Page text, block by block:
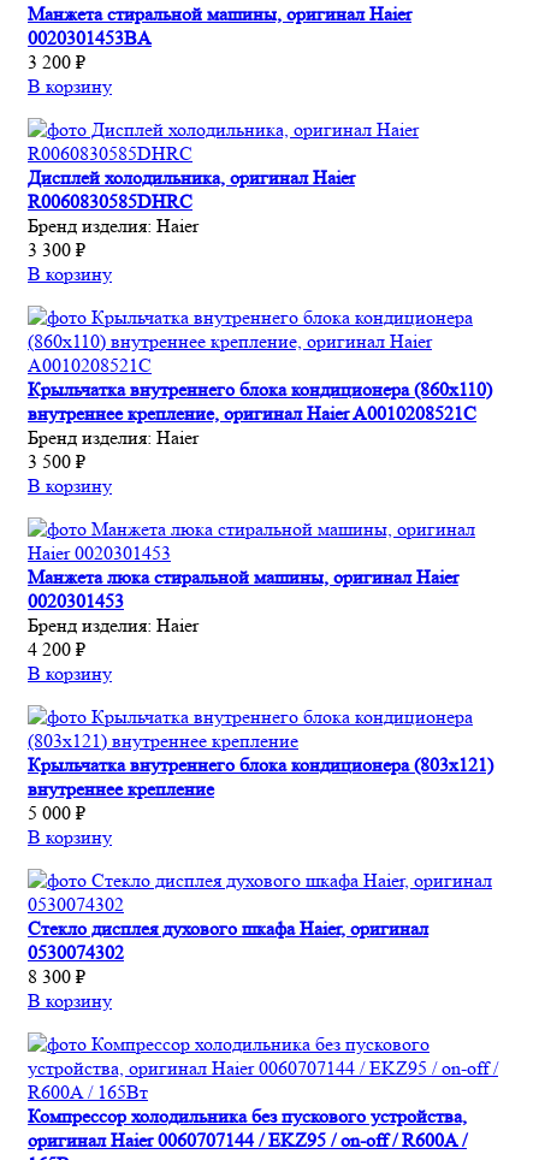
Манжета стиральной машины, оригинал Haier
0020301453BA
3 200 ₽
В корзину
Дисплей холодильника, оригинал Haier
R0060830585DHRC
Бренд изделия: Haier
3 300 ₽
В корзину
Крыльчатка внутреннего блока кондиционера (860х110)
внутреннее крепление, оригинал Haier A0010208521C
Бренд изделия: Haier
3 500 ₽
В корзину
Манжета люка стиральной машины, оригинал Haier
0020301453
Бренд изделия: Haier
4 200 ₽
В корзину
Крыльчатка внутреннего блока кондиционера (803х121)
внутреннее крепление
5 000 ₽
В корзину
Стекло дисплея духового шкафа Haier, оригинал
0530074302
8 300 ₽
В корзину
Компрессор холодильника без пускового устройства,
оригинал Haier 0060707144 / EKZ95 / on-off / R600A /